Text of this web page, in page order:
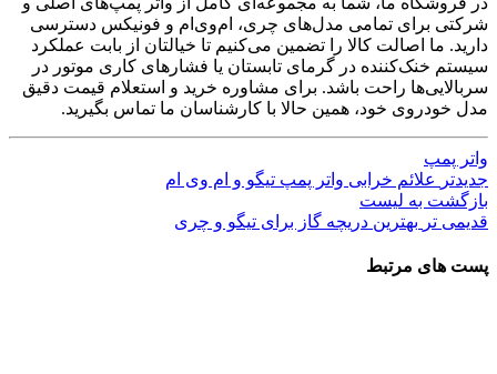
شرکتی برای تمامی مدل‌های چری، ام‌وی‌ام و فونیکس دسترسی
دارید. ما اصالت کالا را تضمین می‌کنیم تا خیالتان از بابت عملکرد
سیستم خنک‌کننده در گرمای تابستان یا فشارهای کاری موتور در
سربالایی‌ها راحت باشد. برای مشاوره خرید و استعلام قیمت دقیق
مدل خودروی خود، همین حالا با کارشناسان ما تماس بگیرید.
واتر پمپ
جدیدتر
علائم خرابی واتر پمپ تیگو و ام وی ام
بازگشت به لیست
قدیمی تر بهترین دریچه گاز برای تیگو و چری
پست های مرتبط